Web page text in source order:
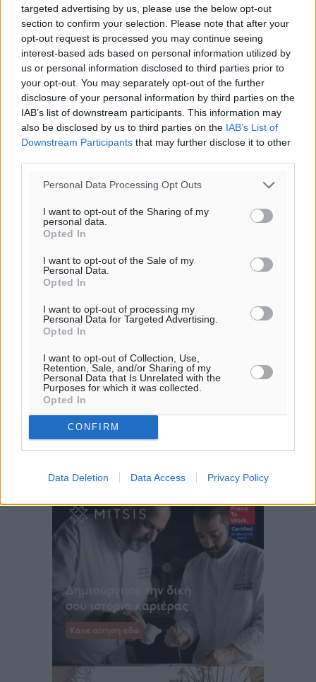
targeted advertising by us, please use the below opt-out
section to confirm your selection. Please note that after your
opt-out request is processed you may continue seeing
interest-based ads based on personal information utilized by
us or personal information disclosed to third parties prior to
your opt-out. You may separately opt-out of the further
disclosure of your personal information by third parties on the
IAB’s list of downstream participants. This information may
also be disclosed by us to third parties on the IAB’s List of
Downstream Participants that may further disclose it to other
Personal Data Processing Opt Outs
I want to opt-out of the Sharing of my
personal data.
Opted In
I want to opt-out of the Sale of my
Personal Data.
Opted In
I want to opt-out of processing my
Personal Data for Targeted Advertising.
Opted In
I want to opt-out of Collection, Use,
Retention, Sale, and/or Sharing of my
Personal Data that Is Unrelated with the
Purposes for which it was collected.
Opted In
CONFIRM
Data Deletion Data Access Privacy Policy
Υπενθύμιση:
Για την μερική αναπαραγωγή της είδησης από άλλες
ιστοσελίδες είναι απαραίτητη η χρήση του παρακάτω
παρεχόμενου συνδέσμου παραπομπής προς το άρθρο
της Δημοκρατικής.
o καιρός τώρα:
αίθριος καιρός
ΠΕ